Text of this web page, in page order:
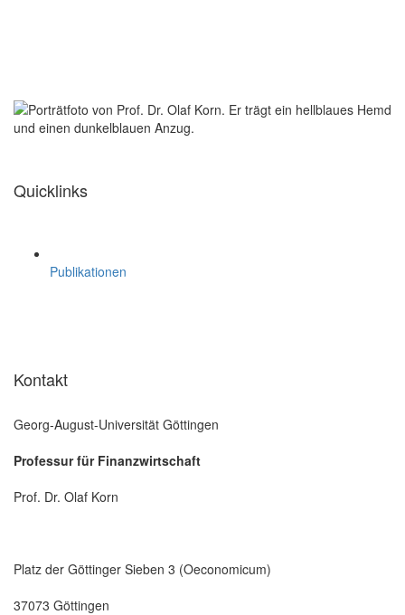
Quicklinks
Publikationen
Kontakt
Georg-August-Universität Göttingen
Professur für Finanzwirtschaft
Prof. Dr. Olaf Korn
Platz der Göttinger Sieben 3 (Oeconomicum)
37073 Göttingen